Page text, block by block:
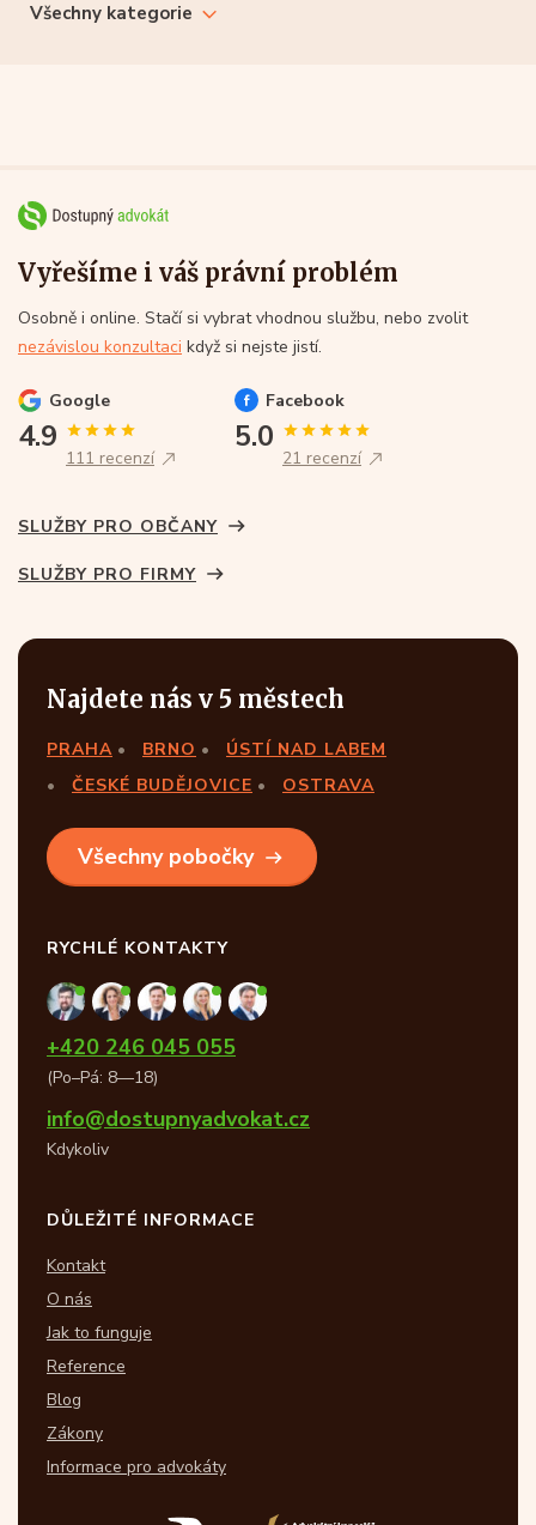
Všechny kategorie
Vyřešíme i váš právní problém
Osobně i online. Stačí si vybrat vhodnou službu, nebo zvolit
nezávislou konzultaci když si nejste jistí.
Google
4.9
111 recenzí
Facebook
5.0
21 recenzí
SLUŽBY PRO OBČANY
SLUŽBY PRO FIRMY
Najdete nás v 5 městech
PRAHA BRNO
ÚSTÍ NAD LABEM
ČESKÉ BUDĚJOVICE
OSTRAVA
Všechny pobočky
RYCHLÉ KONTAKTY
+420 246 045 055
(Po–Pá: 8—18)
info@dostupnyadvokat.cz
Kdykoliv
DŮLEŽITÉ INFORMACE
Kontakt
O nás
Jak to funguje
Reference
Blog
Zákony
Informace pro advokáty